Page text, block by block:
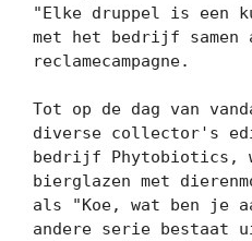
"Elke druppel is een
met het bedrijf samen
reclamecampagne.
Tot op de dag van
diverse collector's
bedrijf Phytobiotics,
bierglazen met
als "Koe, wat ben je
andere serie bestaat